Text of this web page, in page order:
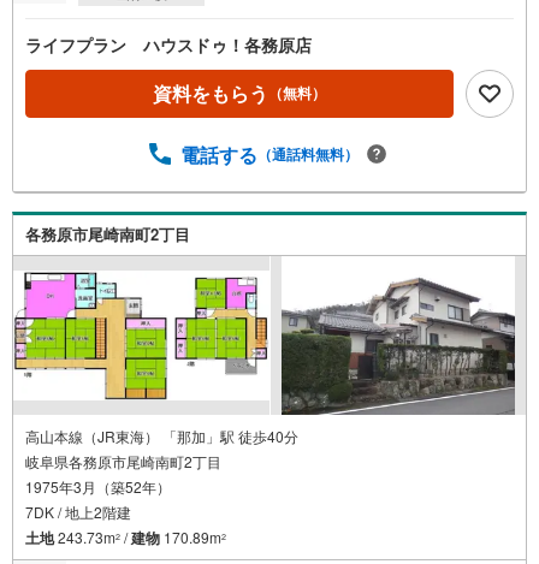
ライフプラン ハウスドゥ！各務原店
資料をもらう （無料）
電話する （通話料無料）
各務原市尾崎南町2丁目
高山本線（JR東海） 「那加」駅 徒歩40分
岐阜県各務原市尾崎南町2丁目
1975年3月（築52年）
7DK / 地上2階建
土地243.73m2 /建物 170.89m2